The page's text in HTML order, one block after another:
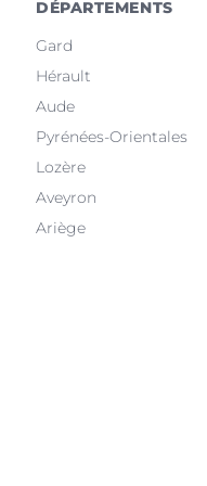
DÉPARTEMENTS
Gard
Hérault
Aude
Pyrénées-Orientales
Lozère
Aveyron
Ariège